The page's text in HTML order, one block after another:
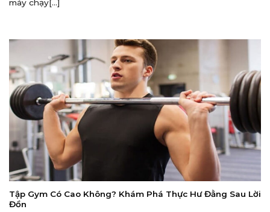
máy chạy[...]
Tập Gym Có Cao Không? Khám Phá Thực Hư Đằng Sau Lời
Đồn